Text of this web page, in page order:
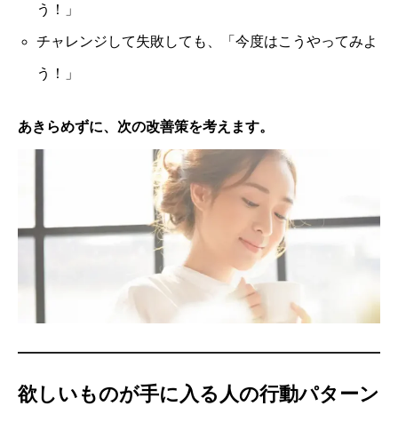
う！」
チャレンジして失敗しても、「今度はこうやってみよ
う！」
あきらめずに、次の改善策を考えます。
欲しいものが手に入る人の行動パターン